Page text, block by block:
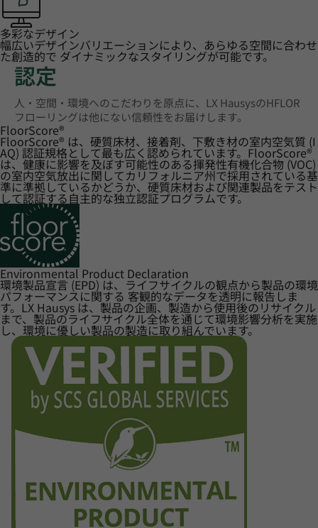
多彩なデザイン
幅広いデザインバリエーションにより、あらゆる空間に合わせ
た創造的で ダイナミックなスタイリングが可能です。
認定
人・空間・環境へのこだわりを原点に、LX HausysのHFLOR
フローリングは他にない信頼性をお届けします。
FloorScore®
FloorScore® は、硬質床材、接着剤、下敷き材の室内空気質 (I
AQ) 認証規格として最も広く認められています。FloorScore®
は、健康に影響を及ぼす可能性のある揮発性有機化合物 (VOC)
の室内空気放出に関してカリフォルニア州で採用されている基
準に準拠しているかどうか、硬質床材および関連製品をテスト
して認証する自主的な独立認証プログラムです。
Environmental Product Declaration
環境製品宣言 (EPD) は、ライフサイクルの観点から製品の環境
パフォーマンスに関する 客観的なデータを透明に報告しま
す。LX Hausys は、製品の企画、製造から使用後のリサイクル
まで、製品のライフサイクル全体を通じて環境影響分析を実施
し、環境に優しい製品の製造に取り組んでいます。